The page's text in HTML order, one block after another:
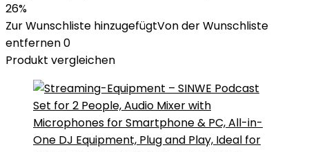
26%
Zur Wunschliste hinzugefügtVon der Wunschliste
entfernen0
Produkt vergleichen